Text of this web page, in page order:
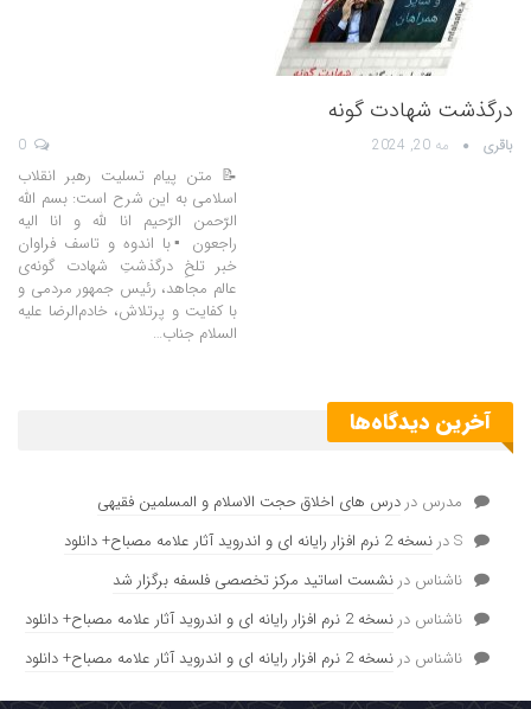
درگذشت شهادت گونه
باقری مه 20, 2024
📝 متن پیام تسلیت رهبر انقلاب
اسلامی به این شرح است: بسم الله
الرّحمن الرّحیم انا لله و انا الیه
راجعون ▪️با اندوه و تاسف فراوان
خبر تلخِ درگذشتِ شهادت گونه‌ی
عالم مجاهد، رئیس جمهور مردمی و
با کفایت و پرتلاش، خادم‌الرضا علیه
السلام جناب…
آخرین دیدگاه‌ها
مدرس در درس های اخلاق حجت الاسلام و المسلمین فقیهی
Sدر نسخه 2 نرم افزار رایانه ای و اندروید آثار علامه مصباح+ دانلود
ناشناس در نشست اساتید مرکز تخصصی فلسفه برگزار شد
ناشناس در نسخه 2 نرم افزار رایانه ای و اندروید آثار علامه مصباح+ دانلود
ناشناس در نسخه 2 نرم افزار رایانه ای و اندروید آثار علامه مصباح+ دانلود